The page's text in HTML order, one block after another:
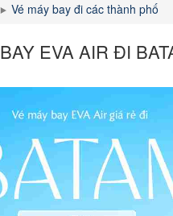
Vé máy bay đi các thành phố
EVA AIR ĐI